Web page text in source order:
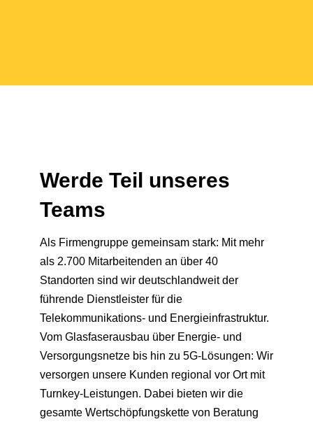
Werde Teil unseres
Teams
Als Firmengruppe gemeinsam stark: Mit mehr
als 2.700 Mitarbeitenden an über 40
Standorten sind wir deutschlandweit der
führende Dienstleister für die
Telekommunikations- und Energieinfrastruktur.
Vom Glasfaserausbau über Energie- und
Versorgungsnetze bis hin zu 5G-Lösungen: Wir
versorgen unsere Kunden regional vor Ort mit
Turnkey-Leistungen. Dabei bieten wir die
gesamte Wertschöpfungskette von Beratung